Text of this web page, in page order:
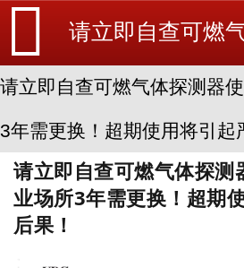
请立即自查可燃气体探测器
3年需更换！超期使用将引起
请立即自查可燃气体探测
业场所3年需更换！超期
后果！